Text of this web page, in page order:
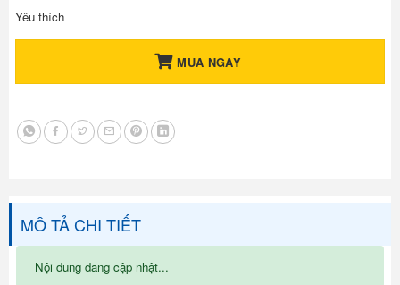
Yêu thích
MUA NGAY
MÔ TẢ CHI TIẾT
Nội dung đang cập nhật...